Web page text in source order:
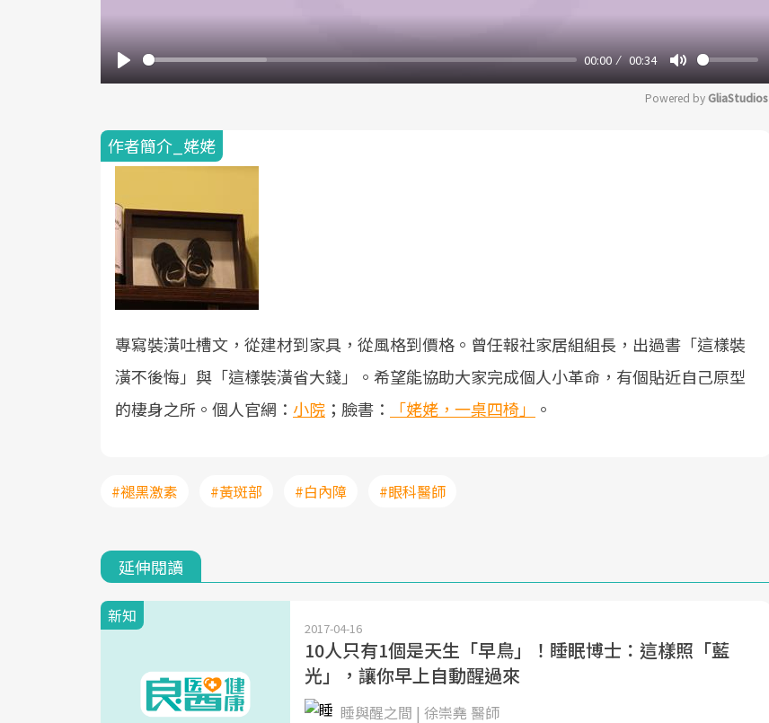
Play
00:00 00:34
Mute
Powered by GliaStudios
作者簡介_姥姥
專寫裝潢吐槽文，從建材到家具，從風格到價格。曾任報社家居組組長，出過書「這樣裝
潢不後悔」與「這樣裝潢省大錢」。希望能協助大家完成個人小革命，有個貼近自己原型
的棲身之所。個人官網： 小院 ；臉書： 「姥姥，一桌四椅」 。
#褪黑激素 #黃斑部 #白內障 #眼科醫師
延伸閱讀
新知
2017-04-16
10人只有1個是天生「早鳥」！睡眠博士：這樣照「藍
光」，讓你早上自動醒過來
睡與醒之間 | 徐崇堯 醫師